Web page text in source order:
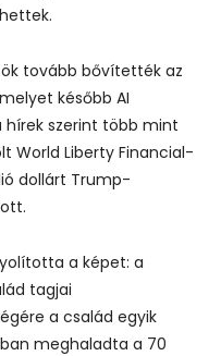
tovább bővítették az
később AI
hírek szerint több mint
World Liberty Financial-
dollárt Trump-
a képet: a
tagjai
a család egyik
meghaladta a 70